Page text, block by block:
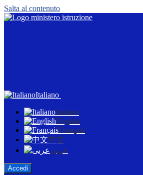
Salta al contenuto
Italiano
Italiano
English
Français
中文
عربى
Accedi